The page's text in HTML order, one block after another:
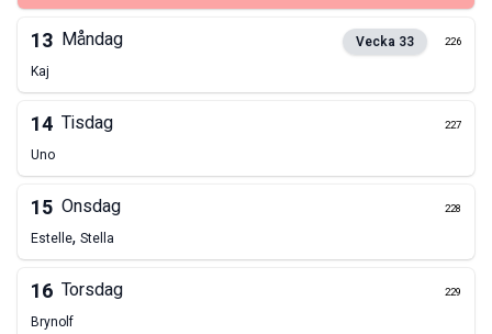
13 Måndag Vecka 33 226
Kaj
14 Tisdag 227
Uno
15 Onsdag 228
Estelle, Stella
16 Torsdag 229
Brynolf